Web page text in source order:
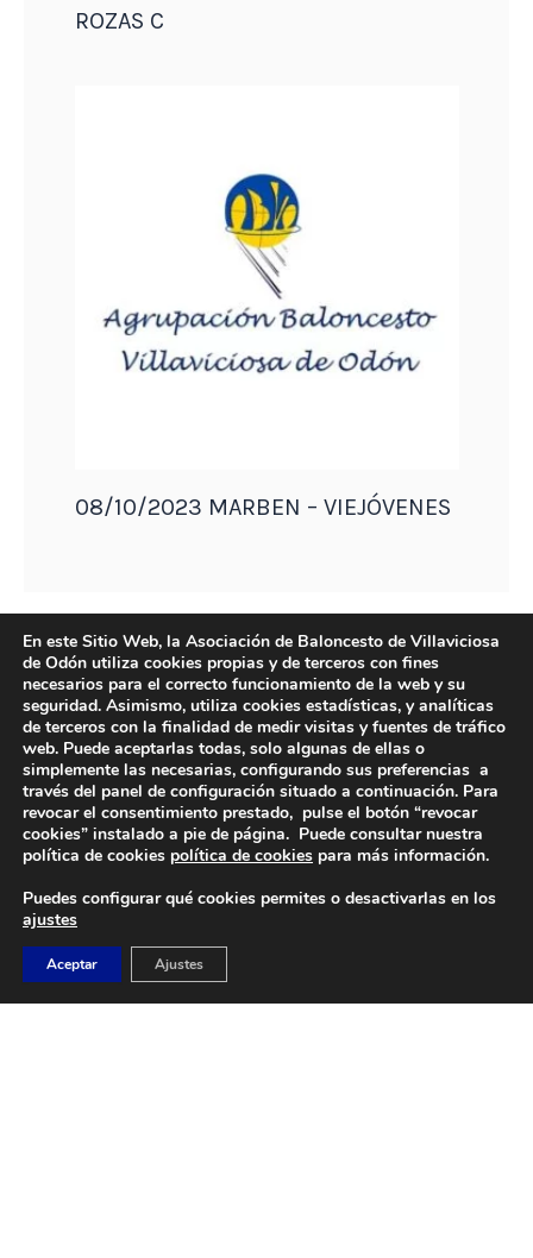
ROZAS C
08/10/2023 MARBEN – VIEJÓVENES
DIRECCIÓN
Camino de Sacedón 15
28670
En este Sitio Web, la Asociación de Baloncesto de Villaviciosa
de Odón utiliza cookies propias y de terceros con fines
necesarios para el correcto funcionamiento de la web y su
seguridad. Asimismo, utiliza cookies estadísticas, y analíticas
de terceros con la finalidad de medir visitas y fuentes de tráfico
web. Puede aceptarlas todas, solo algunas de ellas o
simplemente las necesarias, configurando sus preferencias a
través del panel de configuración situado a continuación. Para
revocar el consentimiento prestado, pulse el botón “revocar
cookies” instalado a pie de página. Puede consultar nuestra
política de cookies política de cookies para más información.
Puedes configurar qué cookies permites o desactivarlas en los
ajustes
Aceptar Ajustes